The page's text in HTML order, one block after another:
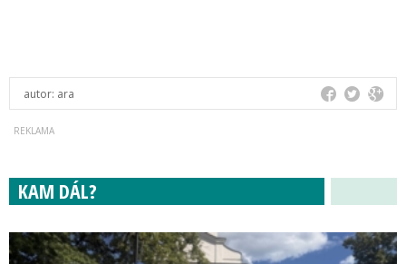
autor: ara
KAM DÁL?